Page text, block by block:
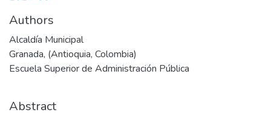
Authors
Alcaldía Municipal
Granada, (Antioquia, Colombia)
Escuela Superior de Administración Pública
Abstract